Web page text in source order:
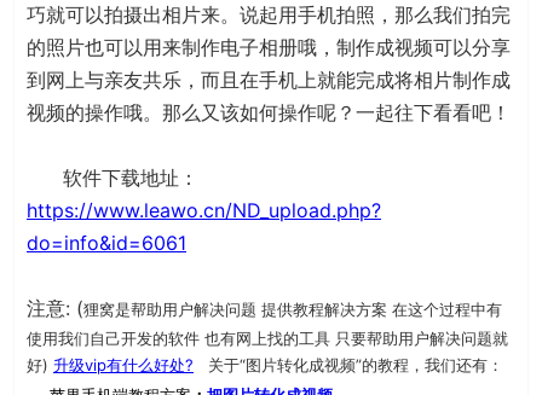
巧就可以拍摄出相片来。说起用手机拍照，那么我们拍完
的照片也可以用来制作电子相册哦，制作成视频可以分享
到网上与亲友共乐，而且在手机上就能完成将相片制作成
视频的操作哦。那么又该如何操作呢？一起往下看看吧！
软件下载地址：
https://www.leawo.cn/ND_upload.php?
do=info&id=6061
注意: (狸窝是帮助用户解决问题 提供教程解决方案 在这个过程中有
使用我们自己开发的软件 也有网上找的工具 只要帮助用户解决问题就
好) 升级vip有什么好处? 关于“图片转化成视频”的教程， 我们还有：